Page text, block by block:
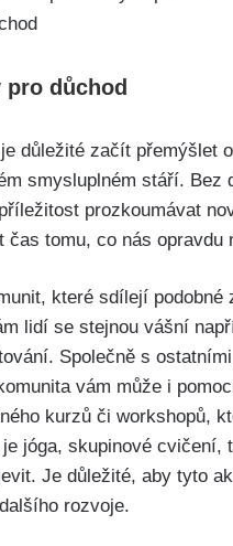
důchod
důležité začít přemýšlet
smysluplném stáří. Bez
prozkoumávat
tomu, co nás opravdu
které sdílejí podobné
lidí se stejnou vášní
Společně s
vám může i
kurzů či workshopů,
jóga, skupinové cvičení,
Je důležité, aby tyto
rozvoje.